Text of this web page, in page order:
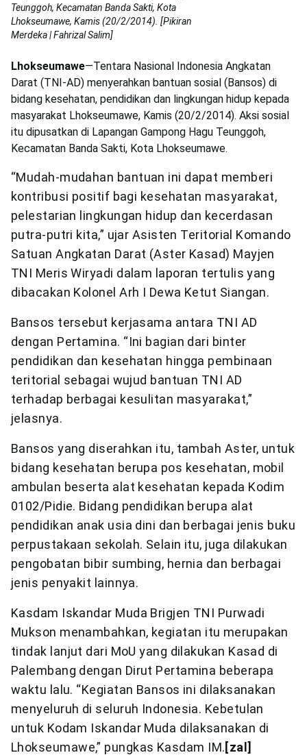
Teunggoh, Kecamatan Banda Sakti, Kota
Lhokseumawe, Kamis (20/2/2014). [Pikiran
Merdeka | Fahrizal Salim]
Lhokseumawe—Tentara Nasional Indonesia Angkatan
Darat (TNI-AD) menyerahkan bantuan sosial (Bansos) di
bidang kesehatan, pendidikan dan lingkungan hidup kepada
masyarakat Lhokseumawe, Kamis (20/2/2014). Aksi sosial
itu dipusatkan di Lapangan Gampong Hagu Teunggoh,
Kecamatan Banda Sakti, Kota Lhokseumawe.
“Mudah-mudahan bantuan ini dapat memberi
kontribusi positif bagi kesehatan masyarakat,
pelestarian lingkungan hidup dan kecerdasan
putra-putri kita,” ujar Asisten Teritorial Komando
Satuan Angkatan Darat (Aster Kasad) Mayjen
TNI Meris Wiryadi dalam laporan tertulis yang
dibacakan Kolonel Arh I Dewa Ketut Siangan.
Bansos tersebut kerjasama antara TNI AD
dengan Pertamina. “Ini bagian dari binter
pendidikan dan kesehatan hingga pembinaan
teritorial sebagai wujud bantuan TNI AD
terhadap berbagai kesulitan masyarakat,”
jelasnya.
Bansos yang diserahkan itu, tambah Aster, untuk
bidang kesehatan berupa pos kesehatan, mobil
ambulan beserta alat kesehatan kepada Kodim
0102/Pidie. Bidang pendidikan berupa alat
pendidikan anak usia dini dan berbagai jenis buku
perpustakaan sekolah. Selain itu, juga dilakukan
pengobatan bibir sumbing, hernia dan berbagai
jenis penyakit lainnya.
Kasdam Iskandar Muda Brigjen TNI Purwadi
Mukson menambahkan, kegiatan itu merupakan
tindak lanjut dari MoU yang dilakukan Kasad di
Palembang dengan Dirut Pertamina beberapa
waktu lalu. “Kegiatan Bansos ini dilaksanakan
menyeluruh di seluruh Indonesia. Kebetulan
untuk Kodam Iskandar Muda dilaksanakan di
Lhokseumawe,” pungkas Kasdam IM.[zal]